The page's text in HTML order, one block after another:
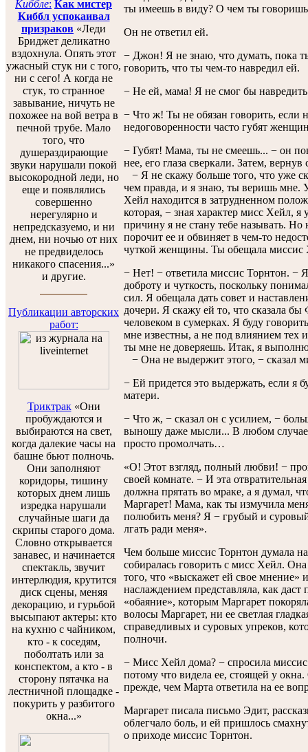
Киббле: Как мистер
Киббл успокаивал
призраков «Леди
Бриджет деликатно
вздохнула. Опять этот
ужасный стук ни с того,
ни с сего! А когда не
стук, то странное
завывание, ничуть не
похожее на вой ветра в
печной трубе. Мало
того, что
душераздирающие
звуки нарушали покой
высокородной леди, но
еще и появлялись
совершенно
нерегулярно и
непредсказуемо, и ни
днем, ни ночью от них
не предвиделось
никакого спасения...»
и другие.
Публикации авторских
работ:
Триктрак«Они
пробуждаются и
выбираются на свет,
когда далекие часы на
башне бьют полночь.
Они заполняют
коридоры, тишину
которых днем лишь
изредка нарушали
случайные шаги да
скрипы старого дома.
Словно открывается
занавес, и начинается
спектакль, звучит
интерлюдия, крутится
диск сцены, меняя
декорацию, и гурьбой
высыпают актеры: кто
на кухню с чайником,
кто - к соседям,
поболтать или за
конспектом, а кто - в
сторону пятачка на
лестничной площадке -
покурить у разбитого
окна...»
ты имеешь в виду? О чем ты
Он не ответил ей.
− Джон! Я не знаю, что думать, пока
говорить, что ты чем-то навредил ей.
− Не ей, мама! Я не смог бы
− Что ж! Ты не обязан говорить,
недоговоренности часто губят
− Губят! Мама, ты не смеешь... − он
нее, его глаза сверкали. Затем,
− Я не скажу больше того, что уже
чем правда, и я знаю, ты веришь мне.
Хейл находится в затрудненном
которая, − зная характер мисс Хейл,
причину я не стану тебе называть. Но
порочит ее и обвиняет в чем-то
чуткой женщины. Ты обещала миссис
− Нет! − ответила миссис Торнтон. − Я
доброту и чуткость, поскольку
сил. Я обещала дать совет и
дочери. Я скажу ей то, что сказала
человеком в сумерках. Я буду
мне известны, а не под влиянием тех
ты мне не доверяешь. Итак, я
− Она не выдержит этого, − сказал
− Ей придется это выдержать, если я
матери.
− Что ж, − сказал он с усилием, −
выношу даже мысли... В любом
просто промолчать…
«О! Этот взгляд, полный любви! −
своей комнате. − И эта
должна прятать во мраке, а я думал,
Маргарет! Мама, как ты измучила
полюбить меня? Я − грубый и
лгать ради меня».
Чем больше миссис Торнтон думала
собиралась говорить с мисс Хейл.
того, что «выскажет ей свое мнение»
наслаждением представляла, как даст
«обаяние», которым Маргарет
волосы Маргарет, ни ее светлая
справедливых и суровых упреков,
полночи.
− Мисс Хейл дома? − спросила
потому что видела ее, стоящей у
прежде, чем Марта ответила на ее
Маргарет писала письмо Эдит,
облегчало боль, и ей пришлось
о приходе миссис Торнтон.